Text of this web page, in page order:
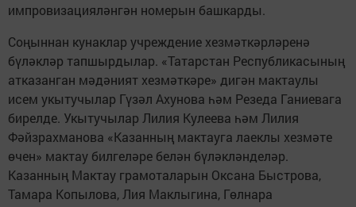
импровизацияләнгән номерын башкарды.
Соңыннан кунаклар учреждение хезмәткәрләренә
бүләкләр тапшырдылар. «Татарстан Республикасының
атказанган мәдәният хезмәткәре» дигән мактаулы
исем укытучылар Гүзәл Ахунова һәм Резеда Ганиевага
бирелде. Укытучылар Лилия Кулеева һәм Лилия
Фәйзрахманова «Казанның мактауга лаеклы хезмәте
өчен» мактау билгеләре белән бүләкләнделәр.
Казанның Мактау грамоталарын Оксана Быстрова,
Тамара Копылова, Лия Маклыгина, Гөлнара